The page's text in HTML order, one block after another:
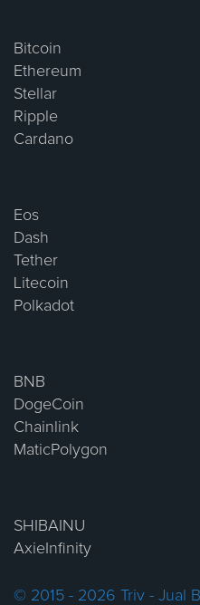
Bitcoin
Ethereum
Stellar
Ripple
Cardano
Eos
Dash
Tether
Litecoin
Polkadot
BNB
DogeCoin
Chainlink
MaticPolygon
SHIBAINU
AxieInfinity
© 2015 - 2026 Triv - Jual